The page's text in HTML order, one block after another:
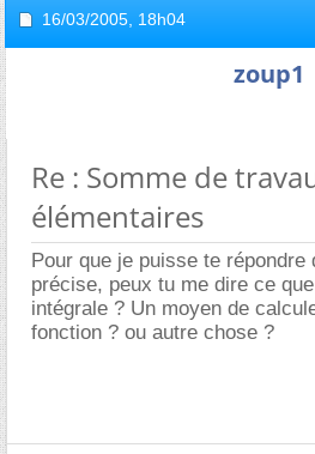
16/03/2005, 18h04
zoup1
Re : Somme de
élémentaires
Pour que je puisse te répondre
précise, peux tu me dire ce
intégrale ? Un moyen de
fonction ? ou autre chose ?